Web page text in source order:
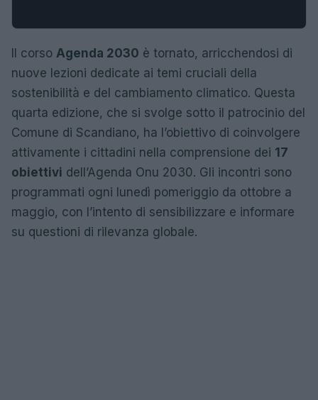
Il corso Agenda 2030 è tornato, arricchendosi di
nuove lezioni dedicate ai temi cruciali della
sostenibilità e del cambiamento climatico. Questa
quarta edizione, che si svolge sotto il patrocinio del
Comune di Scandiano, ha l’obiettivo di coinvolgere
attivamente i cittadini nella comprensione dei 17
obiettivi dell’Agenda Onu 2030. Gli incontri sono
programmati ogni lunedì pomeriggio da ottobre a
maggio, con l’intento di sensibilizzare e informare
su questioni di rilevanza globale.